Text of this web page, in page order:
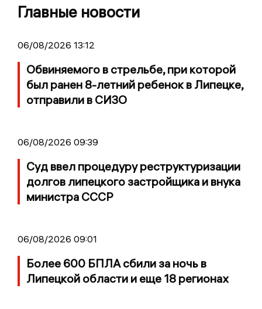
Главные новости
06/08/2026 13:12
Обвиняемого в стрельбе, при которой
был ранен 8-летний ребенок в Липецке,
отправили в СИЗО
06/08/2026 09:39
Суд ввел процедуру реструктуризации
долгов липецкого застройщика и внука
министра СССР
06/08/2026 09:01
Более 600 БПЛА сбили за ночь в
Липецкой области и еще 18 регионах